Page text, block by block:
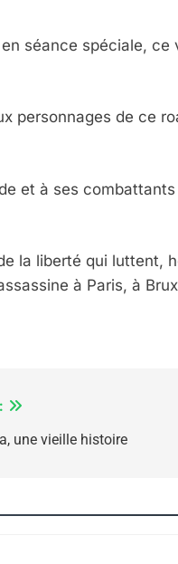
séance spéciale, ce
personnages de ce
et à ses combattants
la liberté qui luttent,
à Paris, à
une vieille histoire
JE
Hadida